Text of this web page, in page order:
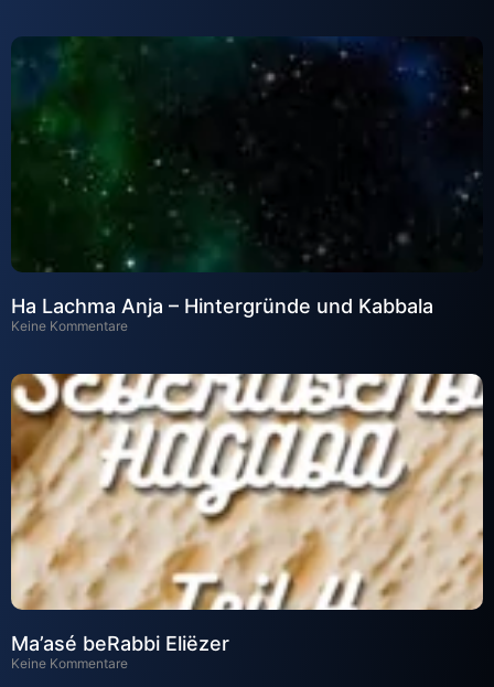
Ha Lachma Anja – Hintergründe und Kabbala
Keine Kommentare
Ma’asé beRabbi Eliëzer
Keine Kommentare